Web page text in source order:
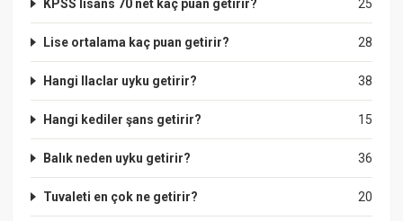
25
KPSS lisans 70 net kaç puan getirir?
28
Lise ortalama kaç puan getirir?
38
Hangi Ilaclar uyku getirir?
15
Hangi kediler şans getirir?
36
Balık neden uyku getirir?
20
Tuvaleti en çok ne getirir?